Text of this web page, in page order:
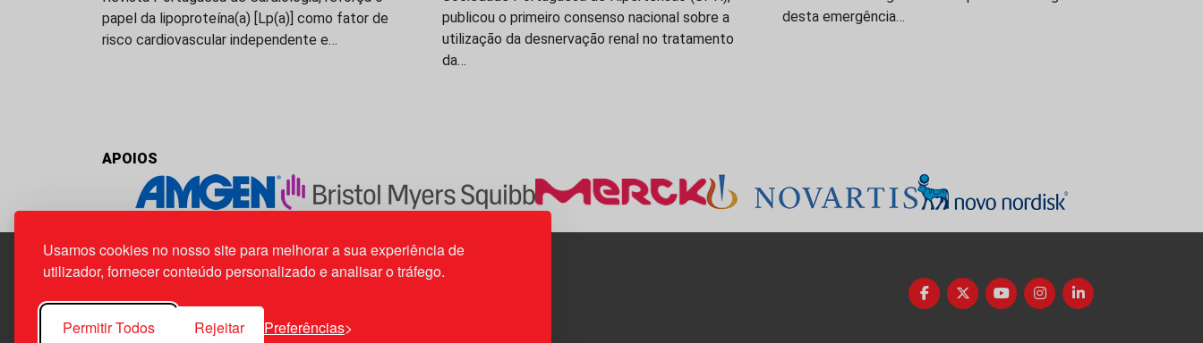
Usamos cookies no nosso site para melhorar a sua experiência de
utilizador, fornecer conteúdo personalizado e analisar o tráfego.
Permitir Todos Rejeitar Preferências
papel da lipoproteína(a) [Lp(a)] como fator de
risco cardiovascular independente e…
publicou o primeiro consenso nacional sobre a
utilização da desnervação renal no tratamento
da…
desta emergência…
APOIOS
1800-282 Lisboa | Portugal
21 850 40 65